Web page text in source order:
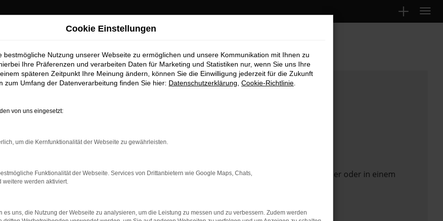
das Laden bestimmter Seiten verhindern. Funktioniert die Seite in einem anderen Browser oder in einem
zu beheben.
Cookie Einstellungen
bestmögliche Nutzung unserer Webseite zu ermöglichen und unsere Kommunikation mit Ihnen zu
Ihre Präferenzen und verarbeiten Daten für Marketing und Statistiken nur, wenn Sie uns Ihre
späteren Zeitpunkt Ihre Meinung ändern, können Sie die Einwilligung jederzeit für die Zukunft
zum Umfang der Datenverarbeitung finden Sie hier: Datenschutzerklärung Cookie-Richtlinie
von uns eingesetzt:
um die Kernfunktionalität der Webseite zu gewährleisten.
Funktionalität der Webseite. Services von Drittanbietern wie Google Maps, Chats,
weitere werden aktiviert.
es uns, die Nutzung der Webseite zu analysieren, um die Leistung zu messen und zu verbessern. Zudem werden